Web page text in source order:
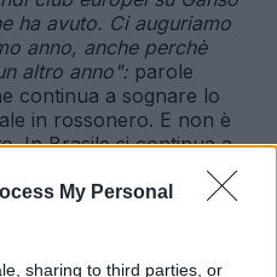
My Personal
sharing to third parties, or
ha avuto. Ci auguriamo
anno, anche perchè
altro anno": parole
continua a sognare lo
in rossonero. E non è
In Brasile si continua a
DIS, detentore dei
spingendo per il